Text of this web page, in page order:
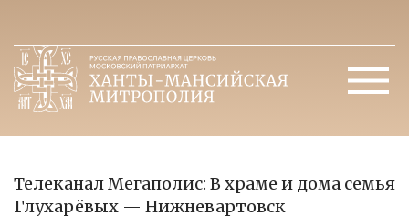
Телеканал Мегаполис: В храме и дома семья
Глухарёвых — Нижневартовск